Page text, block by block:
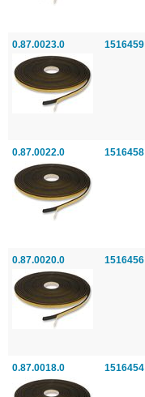
0.87.0023.0 1516459
0.87.0022.0 1516458
0.87.0020.0 1516456
0.87.0018.0 1516454